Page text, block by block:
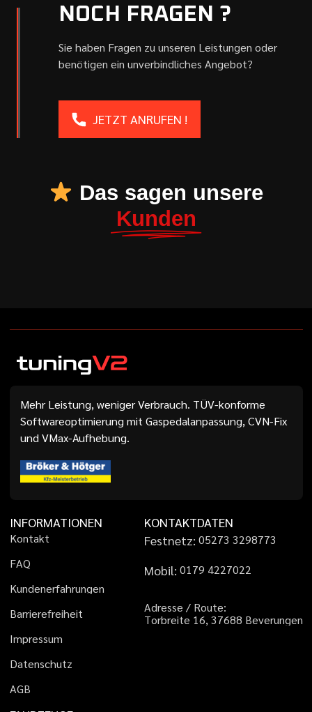
NOCH FRAGEN ?
Sie haben Fragen zu unseren Leistungen oder
benötigen ein unverbindliches Angebot?
JETZT ANRUFEN !
Das sagen unsere
Kunden
Mehr Leistung, weniger Verbrauch. TÜV-konforme
Softwareoptimierung mit Gaspedalanpassung, CVN-Fix
und VMax-Aufhebung.
INFORMATIONEN
Kontakt
FAQ
Kundenerfahrungen
Barrierefreiheit
Impressum
Datenschutz
AGB
KONTAKTDATEN
Festnetz: 05273 3298773
Mobil: 01 79 4227022
Adresse / Route:
Torbreite 16, 37688 Beverungen